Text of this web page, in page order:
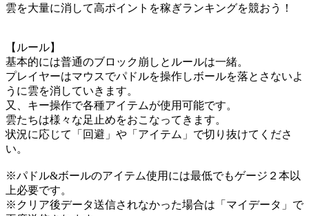
雲を大量に消して高ポイントを稼ぎランキングを競おう！
【ルール】
基本的には普通のブロック崩しとルールは一緒。
プレイヤーはマウスでパドルを操作しボールを落とさないよ
うに雲を消していきます。
又、キー操作で各種アイテムが使用可能です。
雲たちは様々な足止めをおこなってきます。
状況に応じて「回避」や「アイテム」で切り抜けてくださ
い。
※パドル&ボールのアイテム使用には最低でもゲージ２本以
上必要です。
※クリア後データ送信されなかった場合は「マイデータ」で